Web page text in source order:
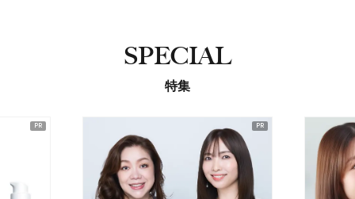
SPECIAL
特集